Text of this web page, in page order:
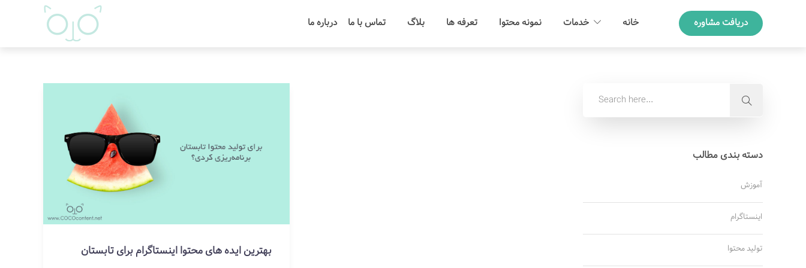
خانه خدمات نمونه محتوا تعرفه ها بلاگ تماس با ما درباره ما دریافت مشاوره
بهترین ایده های محتوا اینستاگرام برای تابستان
دسته بندی مطالب
آموزش
اینستاگرام
تولید محتوا